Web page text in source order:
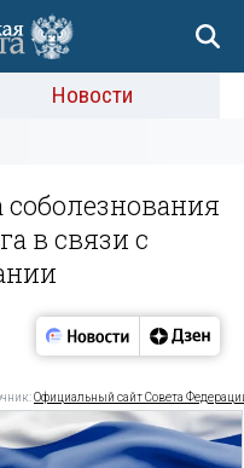
Новости
в связи с
Официальный сайт Совета